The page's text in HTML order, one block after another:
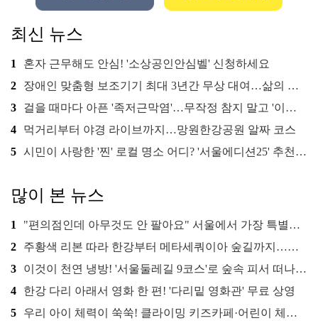
최신 뉴스
1
혼자 근무해도 안심! '소상공인안심벨' 신청하세요
2
장애인 맞춤형 보조기기 최대 3년간 무상 대여…삶의 질 높인다
3
걸을 때마다 아픈 '족저근막염'…무작정 참지 말고 '이것' 해보세요!
4
먹거리부터 야경 라이브까지…망원한강공원 알짜 코스
5 시민이 사랑한 '찐' 로컬 명소 어디? '서울에디션25' 추천 코스
많이 본 뉴스
1
"편의점인데 아무것도 안 팔아요" 서울에서 가장 특별한 편의점의 정체
2
주황색 리본 따라 한강부터 메타세쿼이아 숲길까지…서울둘레길 15코스
3
이것이 천연 냉방! '서울둘레길 9코스'로 숲속 피서 떠나볼까
4
한강 다리 아래서 영화 한 편! '다리밑 영화관' 무료 상영
5
우리 아이 체력이 쑥쑥! 클라이밍 키즈카페·어린이 체력장